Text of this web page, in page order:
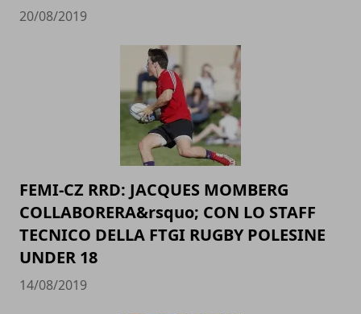
20/08/2019
FEMI-CZ RRD: JACQUES MOMBERG
COLLABORERA&rsquo; CON LO STAFF
TECNICO DELLA FTGI RUGBY POLESINE
UNDER 18
14/08/2019